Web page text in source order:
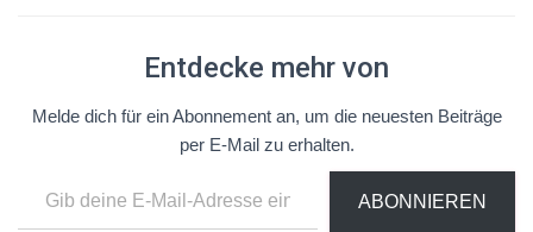
Entdecke mehr von
Melde dich für ein Abonnement an, um die neuesten Beiträge
per E-Mail zu erhalten.
ABONNIEREN